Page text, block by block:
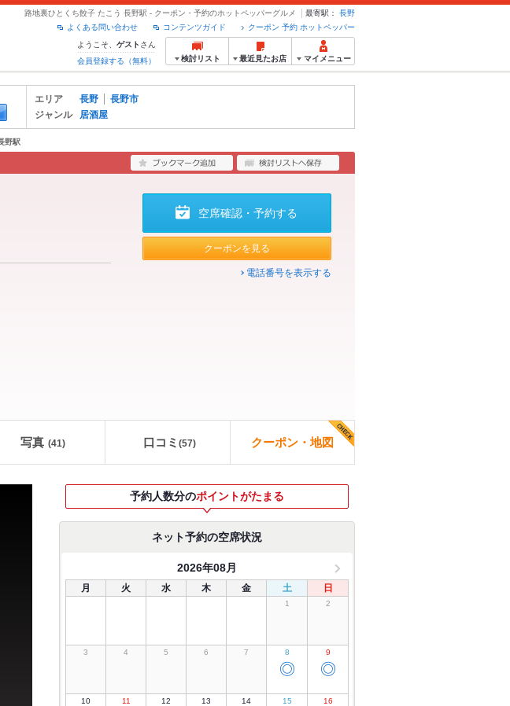
路地裏ひとくち餃子 たこう 長野駅 - クーポン・予約のホットペッパーグルメ 最寄駅：
長野
クーポン 予約 ホットペッパー
コンテンツガイド
よくある問い合わせ
ようこそ、 ゲスト さん
会員登録する（無料）
検討リスト 最近見たお店 マイメニュー
エリア 長野
長野市
ジャンル
居酒屋
野駅
空席確認・予約する
クーポンを見る
電話番号を表示する
写真 (41) 口コミ (57) クーポン・地図
予約人数分のポイントがたまる
ネット予約の空席状況
2026年08月
月 火 水 木 金 土 日
1 2
3 4 5 6 7 8
◎
9
◎
10 11 12 13 14 15 16